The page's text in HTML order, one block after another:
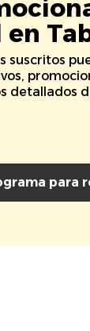
en
suscritos
detallados
para